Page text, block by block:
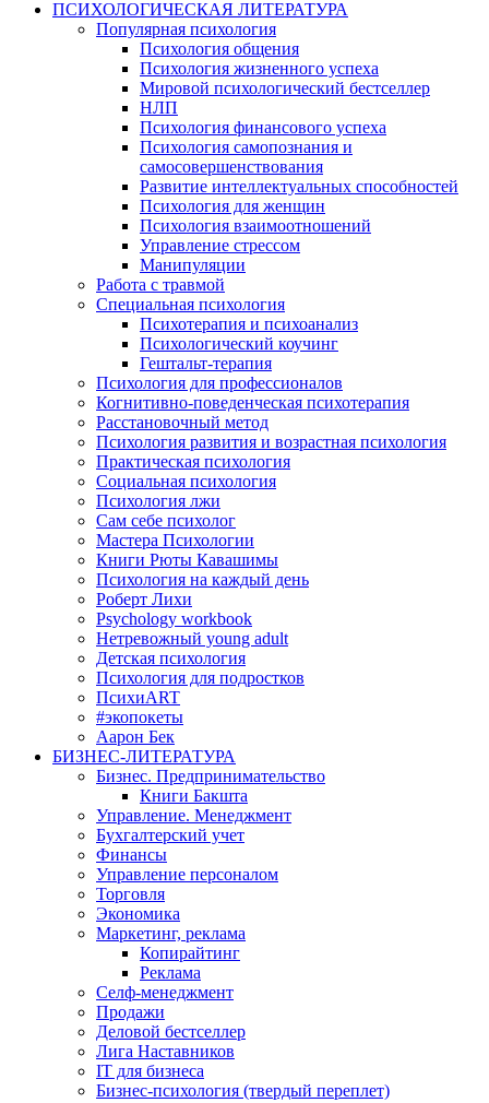
ПСИХОЛОГИЧЕСКАЯ ЛИТЕРАТУРА
Популярная психология
Психология общения
Психология жизненного успеха
Мировой психологический бестселлер
НЛП
Психология финансового успеха
Психология самопознания и
самосовершенствования
Развитие интеллектуальных способностей
Психология для женщин
Психология взаимоотношений
Управление стрессом
Манипуляции
Работа с травмой
Специальная психология
Психотерапия и психоанализ
Психологический коучинг
Гештальт-терапия
Психология для профессионалов
Когнитивно-поведенческая психотерапия
Расстановочный метод
Психология развития и возрастная психология
Практическая психология
Социальная психология
Психология лжи
Сам себе психолог
Мастера Психологии
Книги Рюты Кавашимы
Психология на каждый день
Роберт Лихи
Psychology workbook
Нетревожный young adult
Детская психология
Психология для подростков
ПсихиART
#экопокеты
Аарон Бек
БИЗНЕС-ЛИТЕРАТУРА
Бизнес. Предпринимательство
Книги Бакшта
Управление. Менеджмент
Бухгалтерский учет
Финансы
Управление персоналом
Торговля
Экономика
Маркетинг, реклама
Копирайтинг
Реклама
Селф-менеджмент
Продажи
Деловой бестселлер
Лига Наставников
IT для бизнеса
Бизнес-психология (твердый переплет)